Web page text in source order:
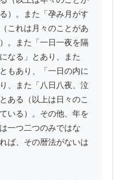
）。また「孕み月がす
これは月々のことがあ
。また「一日一夜を隔
なる」とあり、また
もあり、「一日の内に
、また「八日八夜、泣
ある（以上は日々のこ
いる）。その他、年を
一つ二つのみではな
ば、その暦法がないは